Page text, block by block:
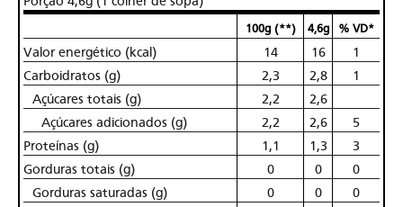
100g (**) 4,6g % VD*
Valor energético (kcal) 14 16
1
Carboidratos (g)
2,3 2,8
1
Açúcares totais (g)
2,2
2,6
Açúcares adicionados (g)
2,2 2,6
5
Proteínas (g)
1,1 1,3
3
Gorduras totais (g)
0 0
0
Gorduras saturadas (g)
0 0
0